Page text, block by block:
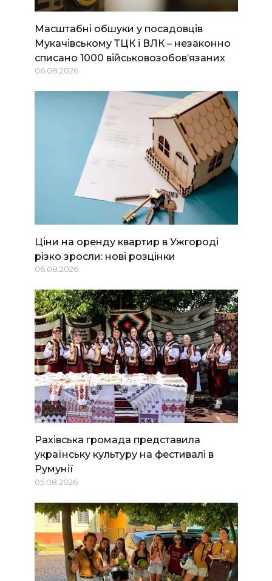
Масштабні обшуки у посадовців
Мукачівському ТЦК і ВЛК – незаконно
списано 1000 військовозобов’язаних
06.08.2026
Ціни на оренду квартир в Ужгороді
різко зросли: нові розцінки
06.08.2026
Рахівська громада представила
українську культуру на фестивалі в
Румунії
05.08.2026